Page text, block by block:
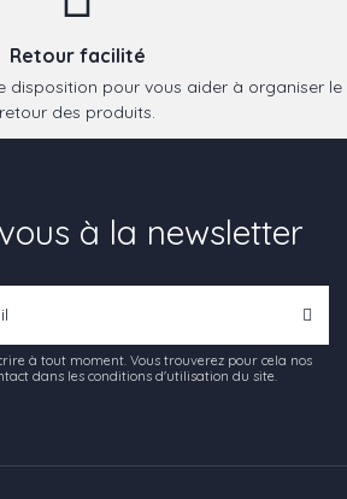
Retour facilité
disposition pour vous aider à organiser le
retour des produits.
à la newsletter
à tout moment. Vous trouverez pour cela nos
dans les conditions d'utilisation du site.